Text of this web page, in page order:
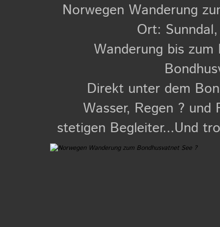
Norwegen Wanderung
Ort:
Wanderung bis
Direkt unter dem
Wasser, Regen ? und
stetigen Begleiter...Und